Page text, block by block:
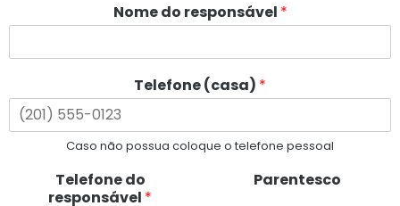
Nome do responsável *
Telefone (casa) *
Caso não possua coloque o telefone pessoal
Telefone do
responsável *
Parentesco